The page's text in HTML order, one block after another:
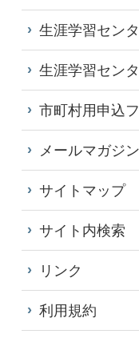
生涯学習セン
生涯学習セン
市町村用申込
メールマガジ
サイトマップ
サイト内検索
リンク
利用規約